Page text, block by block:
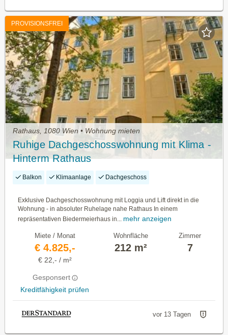
PROVISIONSFREI
Rathaus, 1080 Wien • Wohnung mieten
Ruhige Dachgeschosswohnung mit Klima -
Hinterm Rathaus
Balkon Klimaanlage Dachgeschoss
Exklusive Dachgeschosswohnung mit Loggia und Lift direkt in die
Wohnung - in absoluter Ruhelage nahe Rathaus In einem
repräsentativen Biedermeierhaus in... mehr anzeigen
Miete / Monat
€ 4.825,-
€ 22,- / m²
Gesponsert
Kreditfähigkeit prüfen
Wohnfläche
212 m²
Zimmer
7
vor 13 Tagen